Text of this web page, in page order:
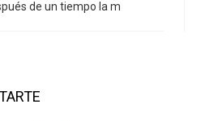
de un tiempo la m